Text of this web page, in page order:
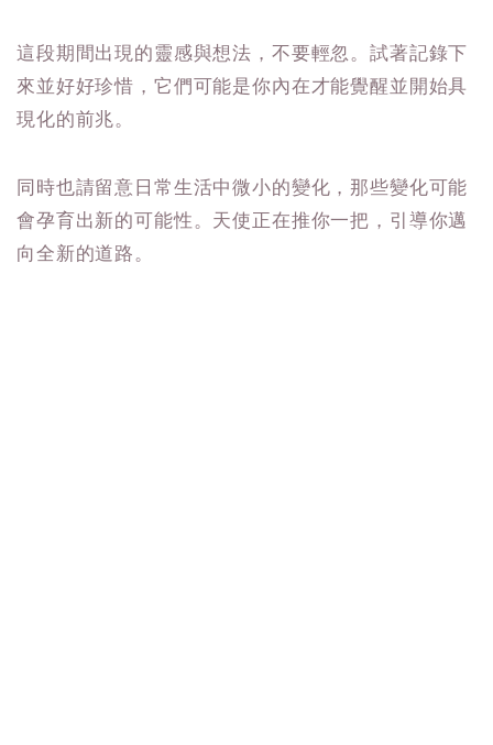
這段期間出現的靈感與想法，不要輕忽。試著記錄下
來並好好珍惜，它們可能是你內在才能覺醒並開始具
現化的前兆。
同時也請留意日常生活中微小的變化，那些變化可能
會孕育出新的可能性。天使正在推你一把，引導你邁
向全新的道路。